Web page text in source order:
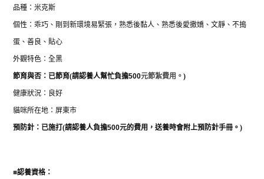
品種：米克斯
個性： 乖巧、剛到新環境易緊張，熟悉後黏人、熟悉後愛撒嬌、文靜、不搗
蛋、善良、貼心
外觀特色：全黑
節育與否： 已節育(請認養人幫忙負擔500元節紮費用。 )
健康狀況：良好
貓咪所在地：屏東市
預防針：已施打(請認養人負擔500元的費用，送養時會附上預防針手冊。 )
■認養資格：